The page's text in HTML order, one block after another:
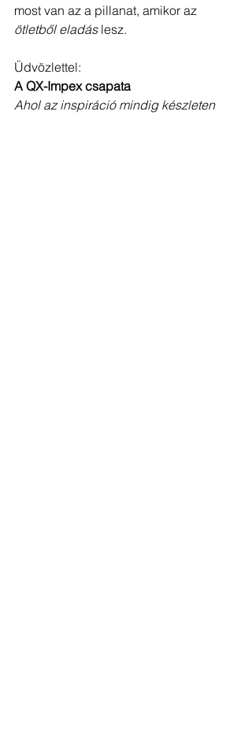
most van az a pillanat, amikor az
ötletből eladás lesz.
Üdvözlettel:
A QX-Impex csapata
Ahol az inspiráció mindig készleten